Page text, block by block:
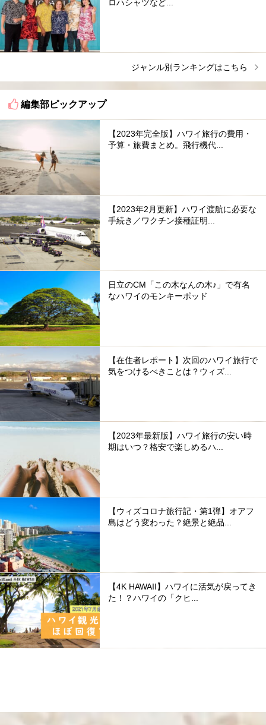
ロハシャツなど...
ジャンル別ランキングはこちら
編集部ピックアップ
【2023年完全版】ハワイ旅行の費用・
予算・旅費まとめ。飛行機代...
【2023年2月更新】ハワイ渡航に必要な
手続き／ワクチン接種証明...
日立のCM「この木なんの木♪」で有名
なハワイのモンキーポッド
【在住者レポート】次回のハワイ旅行で
気をつけるべきことは？ウィズ...
【2023年最新版】ハワイ旅行の安い時
期はいつ？格安で楽しめるハ...
【ウィズコロナ旅行記・第1弾】オアフ
島はどう変わった？絶景と絶品...
【4K HAWAII】ハワイに活気が戻ってき
た！？ハワイの「クヒ...